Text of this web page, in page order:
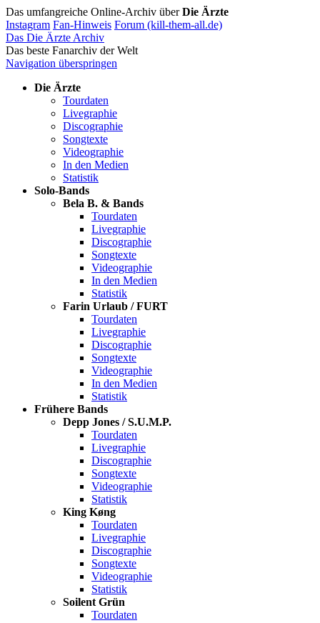
Das umfangreiche Online-Archiv überDie Ärzte
Instagram Fan-Hinweis Forum (kill-them-all.de)
Das Die Ärzte Archiv
Das beste Fanarchiv der Welt
Navigation überspringen
Die Ärzte
Tourdaten
Livegraphie
Discographie
Songtexte
Videographie
In den Medien
Statistik
Solo-Bands
Bela B. & Bands
Tourdaten
Livegraphie
Discographie
Songtexte
Videographie
In den Medien
Statistik
Farin Urlaub / FURT
Tourdaten
Livegraphie
Discographie
Songtexte
Videographie
In den Medien
Statistik
Frühere Bands
Depp Jones / S.U.M.P.
Tourdaten
Livegraphie
Discographie
Songtexte
Videographie
Statistik
King Køng
Tourdaten
Livegraphie
Discographie
Songtexte
Videographie
Statistik
Soilent Grün
Tourdaten